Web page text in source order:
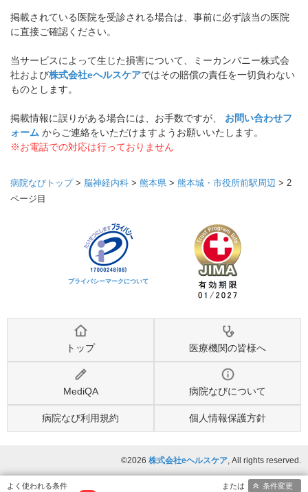
掲載されている医院を受診される場合は、事前に必ず該当の医院
に直接ご確認ください。
当サービスによって生じた損害について、ミーカンパニー株式会
社および株式会社eヘルスケアではその賠償の責任を一切負わない
ものとします。
掲載情報に誤りがある場合には、お手数ですが、 お問い合わせフ
ォーム からご連絡をいただけますようお願いいたします。
※お電話での対応は行っておりません
病院なびトップ> 脳神経内科 > 熊本県 > 熊本城・市役所前駅周辺 > 2
ページ目
プライバシーマークについて
トップ 医療機関の皆様へ
MediQA 病院なびについて
病院なび利用規約 個人情報保護方針
©2026 株式会社eヘルスケア, All rights reserved.
条件変更